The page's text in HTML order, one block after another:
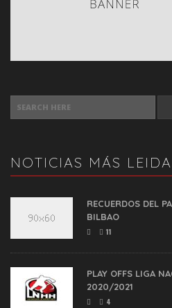
NOTICIAS MÁS
RECUERDOS DEL
BILBAO
11
PLAY OFFS LIGA
2020/2021
4